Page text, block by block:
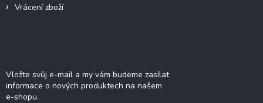
Vrácení zboží
Vložte svůj e-mail a my vám budeme zasílat
informace o nových produktech na našem
e-shopu.